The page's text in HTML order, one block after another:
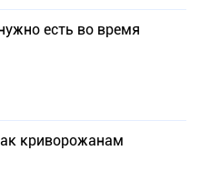
есть во время
криворожанам